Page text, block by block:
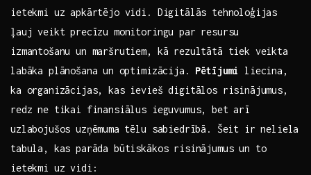
ietekmi uz apkārtējo vidi. Digitālās ‍tehnoloģijas
ļauj veikt precīzu ​monitoringu par resursu
izmantošanu un maršrutiem, kā rezultātā tiek veikta‍
labāka plānošana un⁢ optimizācija. Pētījumi
liecina,
ka organizācijas, kas ievieš digitālos risinājumus,
redz ne tikai‍ finansiālus ieguvumus, bet arī
uzlabojušos uzņēmuma⁢ tēlu sabiedrībā. Šeit⁤ ir ​neliela⁣
tabula, kas parāda būtiskākos risinājumus un to
ietekmi uz vidi: